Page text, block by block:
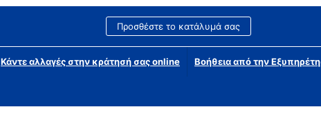
Προσθέστε το κατάλυμά σας
Κάντε αλλαγές στην κράτησή σας online Βοήθεια από την